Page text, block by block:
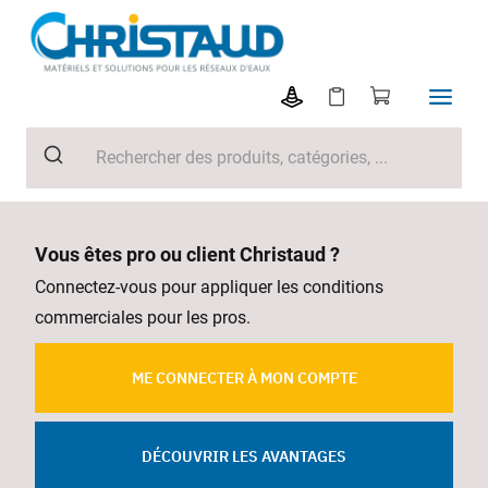
Vous êtes pro ou client Christaud ?
Connectez-vous pour appliquer les conditions
commerciales pour les pros.
ME CONNECTER À MON COMPTE
DÉCOUVRIR LES AVANTAGES